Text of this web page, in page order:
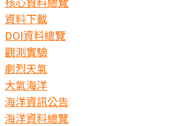
資料下載
DOI資料總覽
觀測實驗
劇烈天氣
大氣海洋
海洋資訊公告
海洋資料總覽